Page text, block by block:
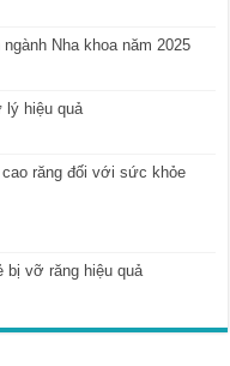
Nha khoa năm 2025
lý hiệu quả
răng đối với sức khỏe
bị vỡ răng hiệu quả